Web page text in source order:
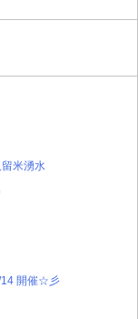
米湧水
14 開催☆彡